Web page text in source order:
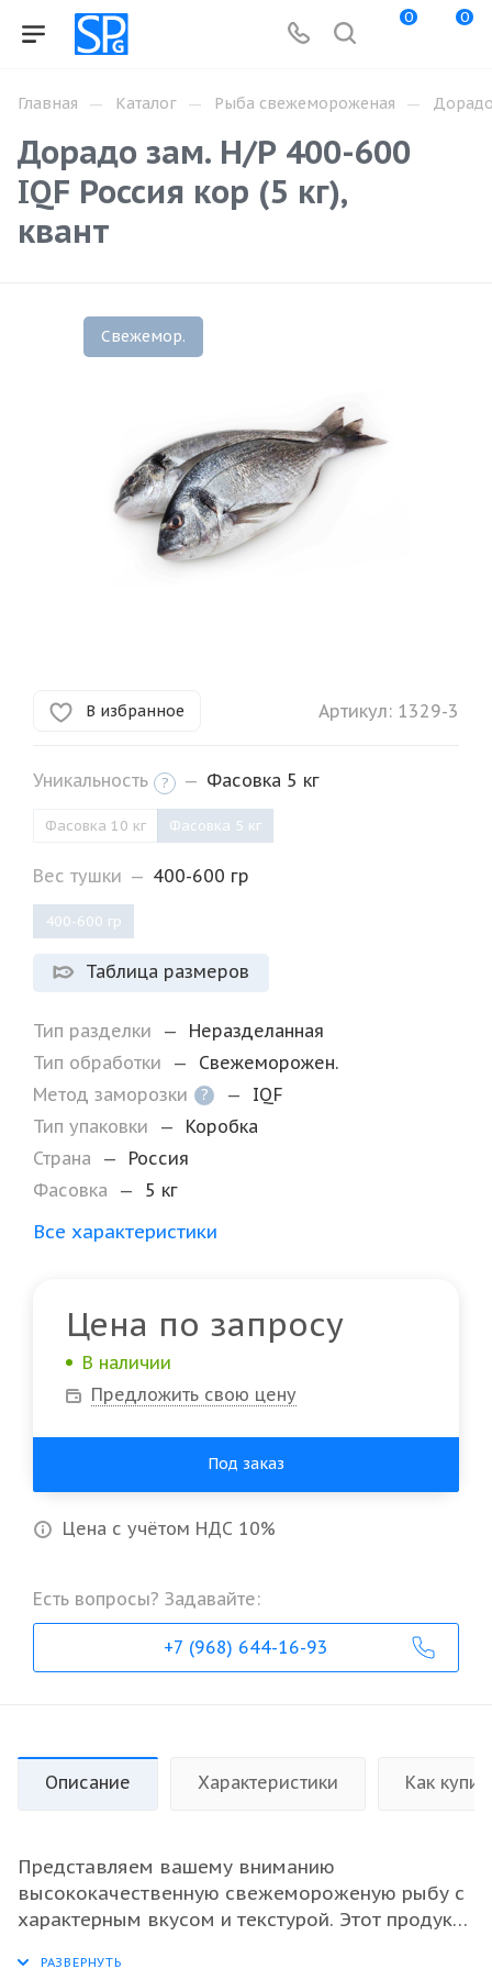
0 0
Главная — Каталог — Рыба свежемороженая —
Дорадо зам. Н/Р 400-600
IQF Россия кор (5 кг),
квант
Свежемор.
В избранное Артикул: 1329-3
Уникальность ? — Фасовка 5 кг
Фасовка 10 кг Фасовка 5 кг
Вес тушки — 400-600 гр
400-600 гр
Таблица размеров
Тип разделки —
Неразделанная
Тип обработки
—
Свежеморожен.
Метод заморозки
? —
IQF
Тип упаковки
—
Коробка
Страна
—
Россия
Фасовка
— 5 кг
Все характеристики
Цена по запросу
В наличии
Предложить свою цену
Под заказ
Цена с учётом НДС 10%
Есть вопросы? Задавайте:
+7 (968) 644-16-93
Описание Характеристики Как
Представляем вашему вниманию
высококачественную свежемороженую рыбу с
характерным вкусом и текстурой. Этот продукт